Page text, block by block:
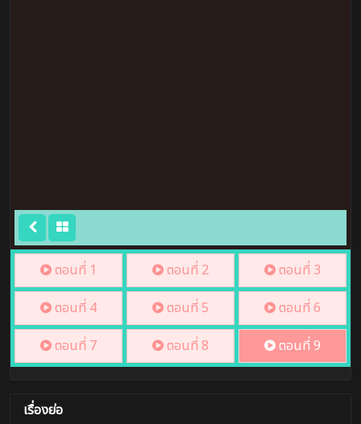
ตอนที่ 1 ตอนที่ 2
ตอนที่ 3
ตอนที่ 4
ตอนที่ 5
ตอนที่ 6
ตอนที่ 7
ตอนที่ 8 ตอนที่ 9
เรื่องย่อ